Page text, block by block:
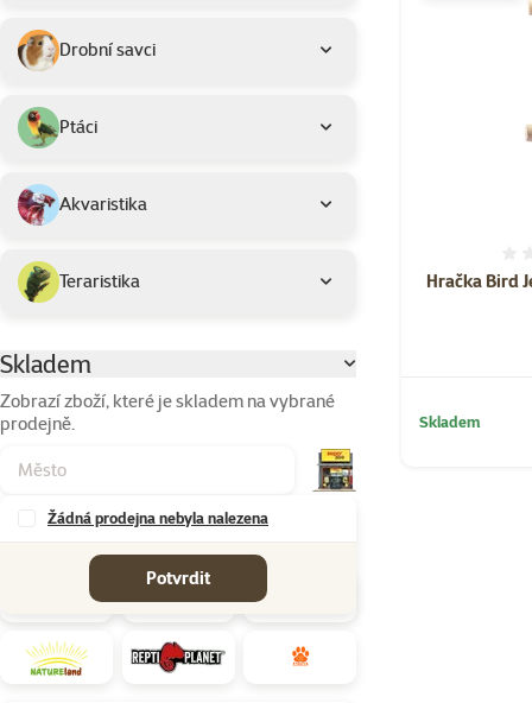
Drobní savci
Ptáci
Akvaristika
Teraristika
Parametrický filtr
Skladem
Zobrazí zboží, které je skladem na vybrané
prodejně.
Žádná prodejna nebyla nalezena
Potvrdit
Hračka Bird
Skladem